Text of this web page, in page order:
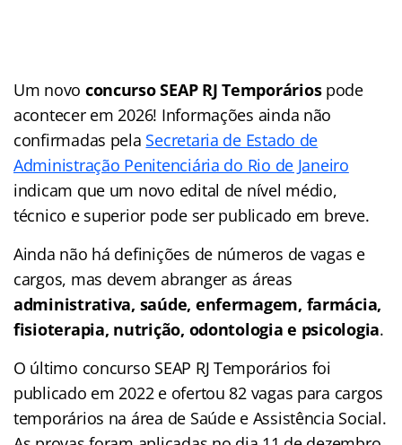
Um novo concurso SEAP RJ Temporáriospode
acontecer em 2026! Informações ainda não
confirmadas pela Secretaria de Estado de
Administração Penitenciária do Rio de Janeiro
indicam que um novo edital de nível médio,
técnico e superior pode ser publicado em breve.
Ainda não há definições de números de vagas e
cargos, mas devem abranger as áreas
administrativa, saúde, enfermagem, farmácia,
fisioterapia, nutrição, odontologia e psicologia.
O último concurso SEAP RJ Temporários foi
publicado em 2022 e ofertou 82 vagas para cargos
temporários na área de Saúde e Assistência Social.